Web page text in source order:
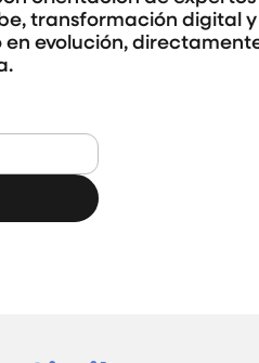
transformación digital y
evolución,